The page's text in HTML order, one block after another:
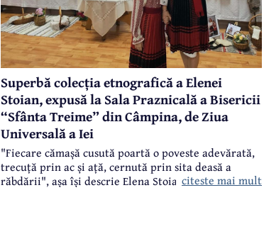
Superbă colecția etnografică a Elenei
Stoian, expusă la Sala Praznicală a Bisericii
“Sfânta Treime” din Câmpina, de Ziua
Universală a Iei
"Fiecare cămașă cusută poartă o poveste adevărată,
trecuță prin ac și ață, cernută prin sita deasă a
răbdării", așa își descrie Elena Stoian, în câteva
citeste mai mult